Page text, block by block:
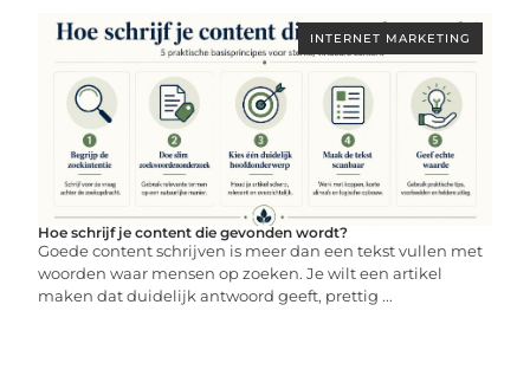
INTERNET MARKETING
Hoe schrijf je content die gevonden wordt?
Goede content schrijven is meer dan een tekst vullen met
woorden waar mensen op zoeken. Je wilt een artikel
maken dat duidelijk antwoord geeft, prettig ...